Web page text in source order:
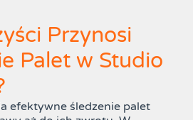
Przynosi
Palet w Studio
efektywne śledzenie palet